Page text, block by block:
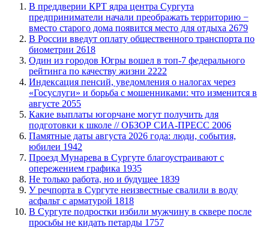
​В преддверии КРТ ядра центра Сургута
предприниматели начали преображать территорию −
вместо старого дома появится место для отдыха 2679
В России введут оплату общественного транспорта по
биометрии 2618
Один из городов Югры вошел в топ-7 федерального
рейтинга по качеству жизни 2222
​Индексация пенсий, уведомления о налогах через
«Госуслуги» и борьба с мошенниками: что изменится в
августе 2055
Какие выплаты югорчане могут получить для
подготовки к школе // ОБЗОР СИА-ПРЕСС 2006
​Памятные даты августа 2026 года: люди, события,
юбилеи 1942
​Проезд Мунарева в Сургуте благоустраивают с
опережением графика 1935
​Не только работа, но и будущее 1839
​У речпорта в Сургуте неизвестные свалили в воду
асфальт с арматурой 1818
В Сургуте подростки избили мужчину в сквере после
просьбы не кидать петарды 1757